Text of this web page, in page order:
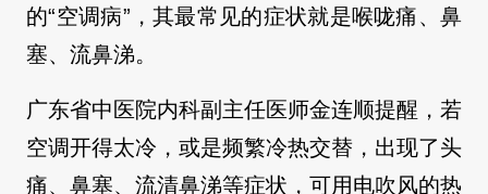
的“空调病”，其最常见的症状就是喉咙痛、鼻
塞、流鼻涕。
广东省中医院内科副主任医师金连顺提醒，若
空调开得太冷，或是频繁冷热交替，出现了头
痛、鼻塞、流清鼻涕等症状，可用电吹风的热